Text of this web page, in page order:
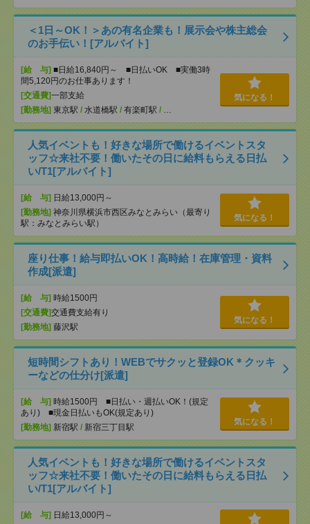
＜1日～OK！＞あの有名企業も！展示会や株主総会
のお手伝い！[アルバイト]
[給 与] ■日給16,840円～ ■日払いOK ■実働3時
間5,120円のお仕事あります！
[交通費]一部支給
[勤務地] 東京駅 / 水道橋駅 / 有楽町駅 / …
気になる！
人気イベントも！好きな場所で働けるイベントスタ
ッフ☆来社不要！働いたその日に給料もらえる日払
い/T1[アルバイト]
[給 与] 日給13,000円～
[勤務地] 神奈川県横浜市西区みなとみらい（最寄り
駅：みなとみらい駅）
気になる！
座り仕事！給与即払いOK！高時給！在庫管理・資料
作成[派遣]
[給 与] 時給1500円
[交通費]交通費支給有り
[勤務地] 藤沢駅
気になる！
短時間シフトあり！WEBでサクッと登録OK＊クッキ
ーなどの仕分け[派遣]
[給 与] 時給1500円 ■日払い・週払いOK！(規定
あり) ■現金日払いもOK(規定あり)
[勤務地] 新宿駅 / 新宿三丁目駅
気になる！
人気イベントも！好きな場所で働けるイベントスタ
ッフ☆来社不要！働いたその日に給料もらえる日払
い/T1[アルバイト]
[給 与] 日給13,000円～